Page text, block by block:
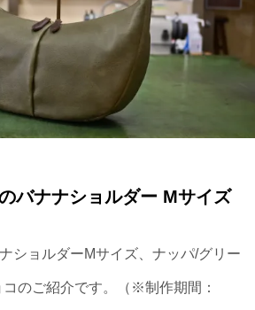
バナナショルダー Mサイズ
ショルダーMサイズ、ナッパ/グリー
のご紹介です。（※制作期間：